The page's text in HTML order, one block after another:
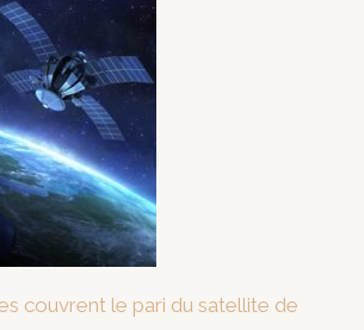
couvrent le pari du satellite de